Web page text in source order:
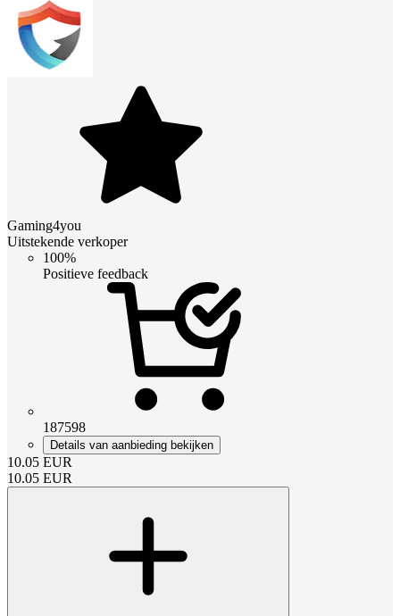
Gaming4you
Uitstekende verkoper
100%
Positieve feedback
187598
Details van aanbieding bekijken
10.05 EUR
10.05 EUR